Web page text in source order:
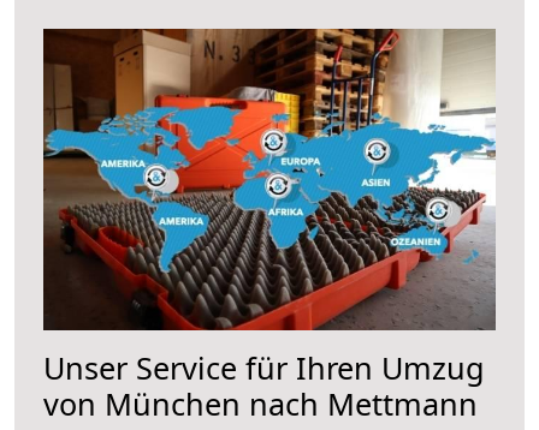
Unser Service für Ihren Umzug
von München nach Mettmann